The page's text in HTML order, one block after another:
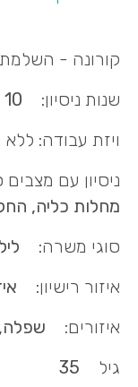
קורונה -
שנות ניסיון:
10
ויזת עבודה:
ניסיון עם מצבים
מחלות כליה,
סוגי משרה:
איזור רישיון:
איזורים:
שפלה,
גיל
35